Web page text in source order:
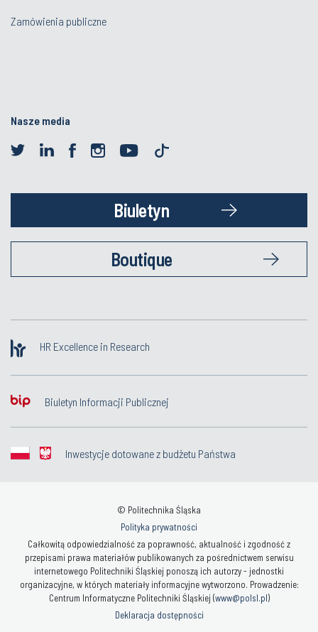
Zamówienia publiczne
Nasze media
Biuletyn
Boutique
HR Excellence in Research
Biuletyn Informacji Publicznej
Inwestycje dotowane z budżetu Państwa
© Politechnika Śląska
Polityka prywatności
Całkowitą odpowiedzialność za poprawność, aktualność i zgodność z
przepisami prawa materiałów publikowanych za pośrednictwem serwisu
internetowego Politechniki Śląskiej ponoszą ich autorzy - jednostki
organizacyjne, w których materiały informacyjne wytworzono. Prowadzenie:
Centrum Informatyczne Politechniki Śląskiej (www@polsl.pl)
Deklaracja dostępności